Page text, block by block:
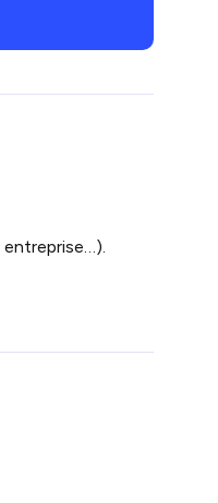
entreprise…).